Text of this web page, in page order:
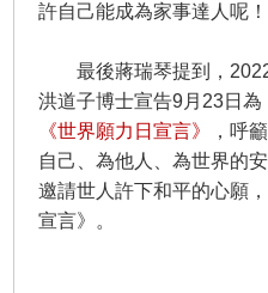
許自己能成為家事達人呢！
最後蔣瑞琴提到，2022
洪道子博士宣告9月23日
《世界願力日宣言》
，呼
自己、為他人、為世界的
邀請世人許下和平的心願
宣言》。